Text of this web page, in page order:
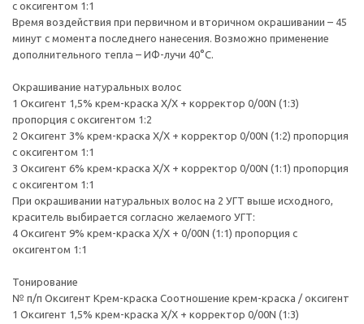
с оксигентом 1:1
Время воздействия при первичном и вторичном окрашивании – 45
минут с момента последнего нанесения. Возможно применение
дополнительного тепла – ИФ-лучи 40°С.
Окрашивание натуральных волос
1 Оксигент 1,5% крем-краска Х/Х + корректор 0/00N (1:3)
пропорция с оксигентом 1:2
2 Оксигент 3% крем-краска Х/Х + корректор 0/00N (1:2) пропорция
с оксигентом 1:1
3 Оксигент 6% крем-краска Х/Х + корректор 0/00N (1:1) пропорция
с оксигентом 1:1
При окрашивании натуральных волос на 2 УГТ выше исходного,
краситель выбирается согласно желаемого УГТ:
4 Оксигент 9% крем-краска Х/Х + 0/00N (1:1) пропорция с
оксигентом 1:1
Тонирование
№ п/п Оксигент Крем-краска Соотношение крем-краска / оксигент
1 Оксигент 1,5% крем-краска Х/Х + корректор 0/00N (1:3)